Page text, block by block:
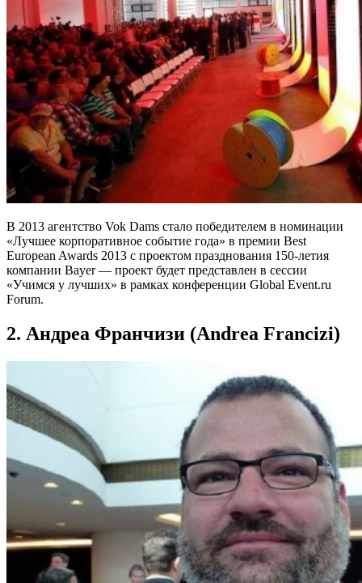
В 2013 агентство Vok Dams стало победителем в номинации
«Лучшее корпоративное событие года» в премии Best
European Awards 2013 с проектом празднования 150-летия
компании Bayer — проект будет представлен в сессии
«Учимся у лучших» в рамках конференции Global Event.ru
Forum.
2. Андреа Франчизи (Andrea Francizi)